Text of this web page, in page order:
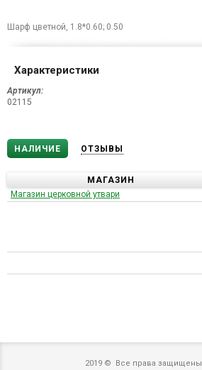
Шарф цветной, 1.8*0.60; 0.50
Характеристики
Артикул:
02115
НАЛИЧИЕ ОТЗЫВЫ
МАГАЗИН
Магазин церковной утвари
2019 © Все права защищены